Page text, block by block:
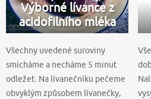
Výborné lívance z
acidofilního mléka
Všechny uvedené suroviny
smícháme a necháme 5 minut
odležet. Na lívanečníku pečeme
obvyklým způsobem lívanečky,